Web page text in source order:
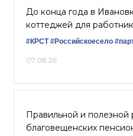
До конца года в
коттеджей для
#КРСТ #Российскоесело
07.08.26
Правильной и полезной
благовещенских